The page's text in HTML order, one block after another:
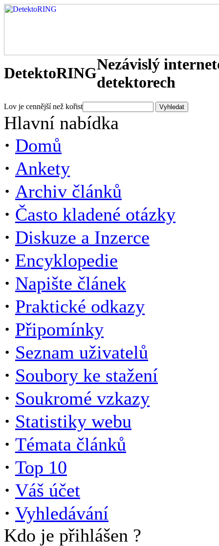
DetektoRINGNezávislý
detektorech
Lov je cennější než kořist
Hlavní nabídka
· Domů
· Ankety
· Archiv článků
· Často kladené otázky
· Diskuze a Inzerce
· Encyklopedie
· Napište článek
· Praktické odkazy
· Připomínky
· Seznam uživatelů
· Soubory ke stažení
· Soukromé vzkazy
· Statistiky webu
· Témata článků
· Top 10
· Váš účet
· Vyhledávání
Kdo je přihlášen ?